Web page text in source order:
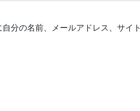
分の名前、メールアドレス、サイ